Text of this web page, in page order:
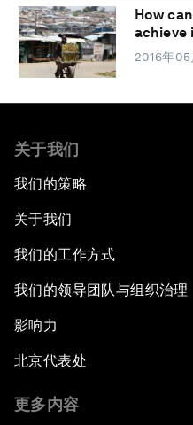
How
2016年05
关于我们
我们的策略
关于我们
我们的工作方式
我们的领导团队与组织治理
影响力
北京代表处
更多内容